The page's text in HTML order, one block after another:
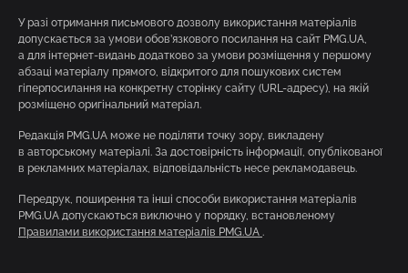
У разі отримання письмового дозволу використання матеріалів
допускається за умови обов’язкового посилання на сайт PMG.UA,
а для інтернет-видань додатково за умови розміщення у першому
абзаці матеріалу прямого, відкритого для пошукових систем
гіперпосилання на конкретну сторінку сайту (URL-адресу), на якій
розміщено оригінальний матеріал.
Редакція PMG.UA може не поділяти точку зору, викладену
в авторському матеріалі. За достовірність інформації, опублікованої
в рекламних матеріалах, відповідальність несе рекламодавець.
Передрук, поширення та інші способи використання матеріалів
PMG.UA допускаються виключно у порядку, встановленому
Правилами використання матеріалів PMG.UA .